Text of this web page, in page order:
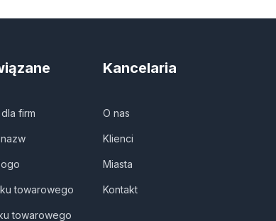
firm
towarowego
towarowego
Kancelaria
O nas
Klienci
Miasta
Kontakt